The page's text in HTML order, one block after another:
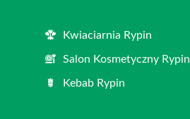
Kwiaciarnia Rypin
Salon Kosmetyczny Rypin
Kebab Rypin